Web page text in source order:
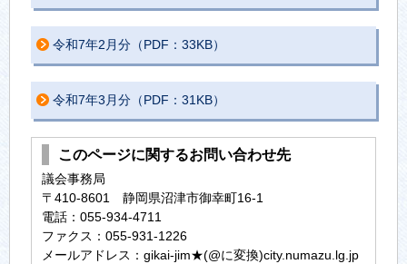
令和7年2月分（PDF：33KB）
令和7年3月分（PDF：31KB）
このページに関するお問い合わせ先
議会事務局
〒410-8601 静岡県沼津市御幸町16-1
電話：055-934-4711
ファクス：055-931-1226
メールアドレス：gikai-jim★(@に変換)city.numazu.lg.jp